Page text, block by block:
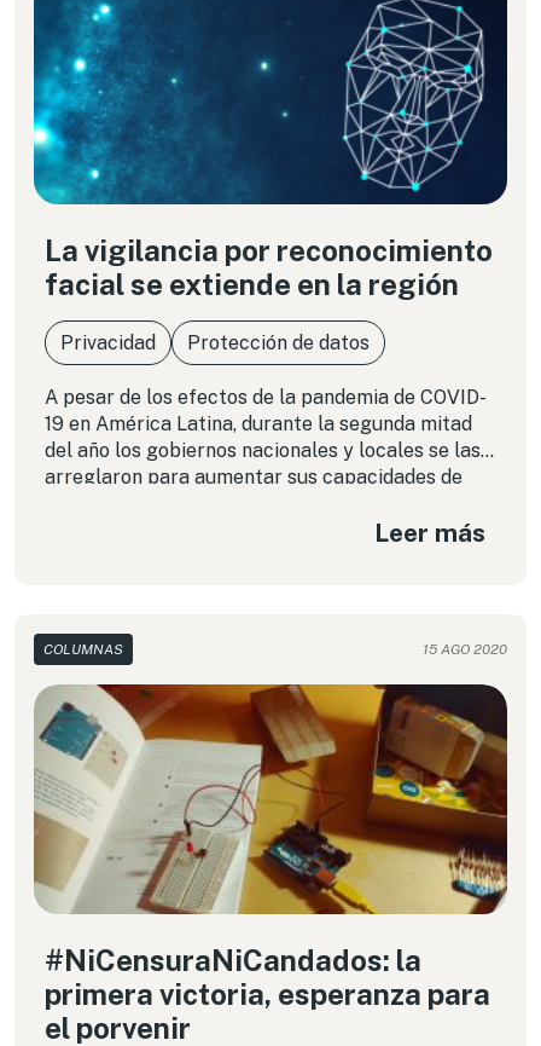
La vigilancia por reconocimiento
facial se extiende en la región
Privacidad Protección de datos
A pesar de los efectos de la pandemia de COVID-
19 en América Latina, durante la segunda mitad
del año los gobiernos nacionales y locales se las
arreglaron para aumentar sus capacidades de
Leer más
COLUMNAS 15 AGO 2020
#NiCensuraNiCandados: la
primera victoria, esperanza para
el porvenir